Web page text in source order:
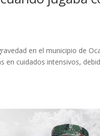
en el municipio de
en cuidados intensivos,